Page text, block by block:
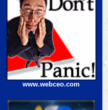
www.webceo.com